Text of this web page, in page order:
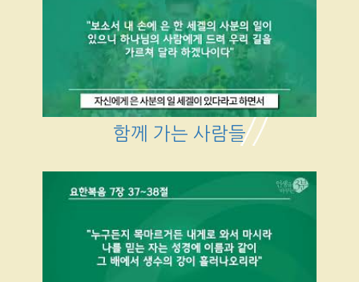
함께 가는 사람들